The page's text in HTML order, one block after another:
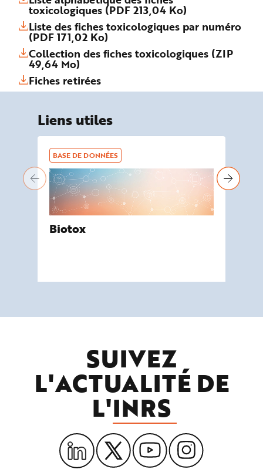
toxicologiques (PDF 213,04 Ko)
Liste des fiches toxicologiques par numéro
(PDF 171,02 Ko)
Collection des fiches toxicologiques (ZIP
49,64 Mo)
Fiches retirées
Liens utiles
BASE DE DONNÉES
Biotox
SUIVEZ
L'ACTUALITÉ DE
L'INRS